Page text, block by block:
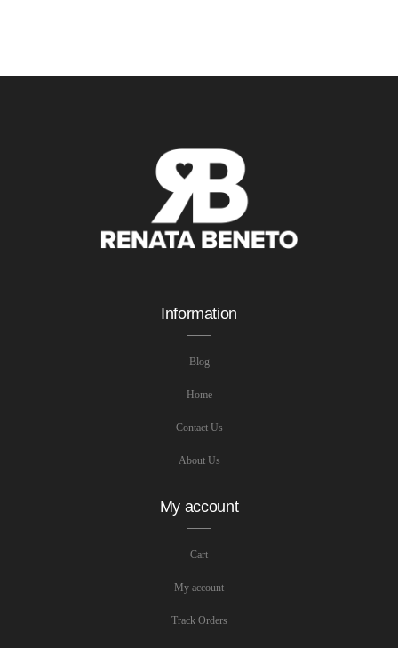
Information
Blog
Home
Contact Us
About Us
My account
Cart
My account
Track Orders